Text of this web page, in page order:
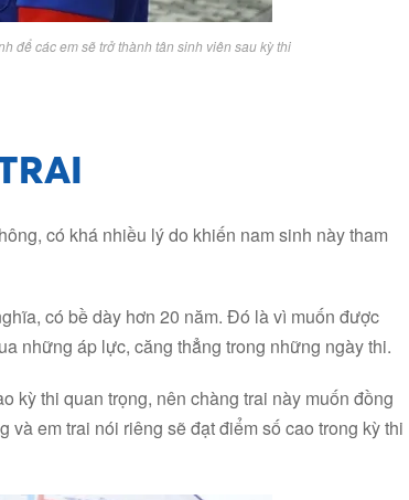
để các em sẽ trở thành tân sinh viên sau kỳ thi
có khá nhiều lý do khiến nam sinh này tham
có bề dày hơn 20 năm. Đó là vì muốn được
những áp lực, căng thẳng trong những ngày thi.
kỳ thi quan trọng, nên chàng trai này muốn đồng
em trai nói riêng sẽ đạt điểm số cao trong kỳ thi